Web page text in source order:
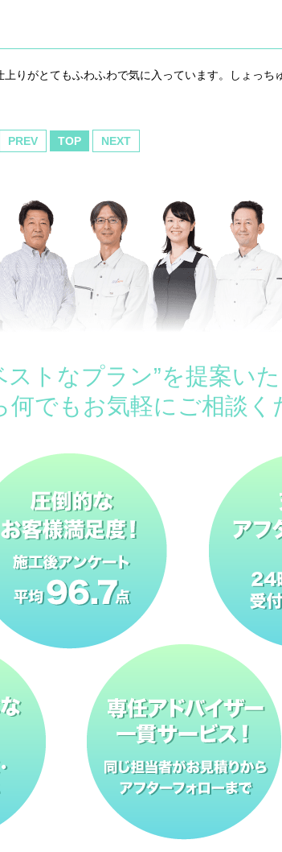
りがとてもふわふわで気に入っています。しょっ
PREV TOP NEXT
トなプラン”を提案いた
でもお気軽にご相談く